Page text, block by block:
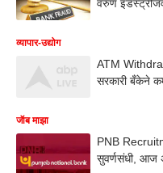
वरुण
व्यापार-उद्योग
ATM
सरकारी बँकेने
जॅाब माझा
PNB
सुवर्णसंधी, आज